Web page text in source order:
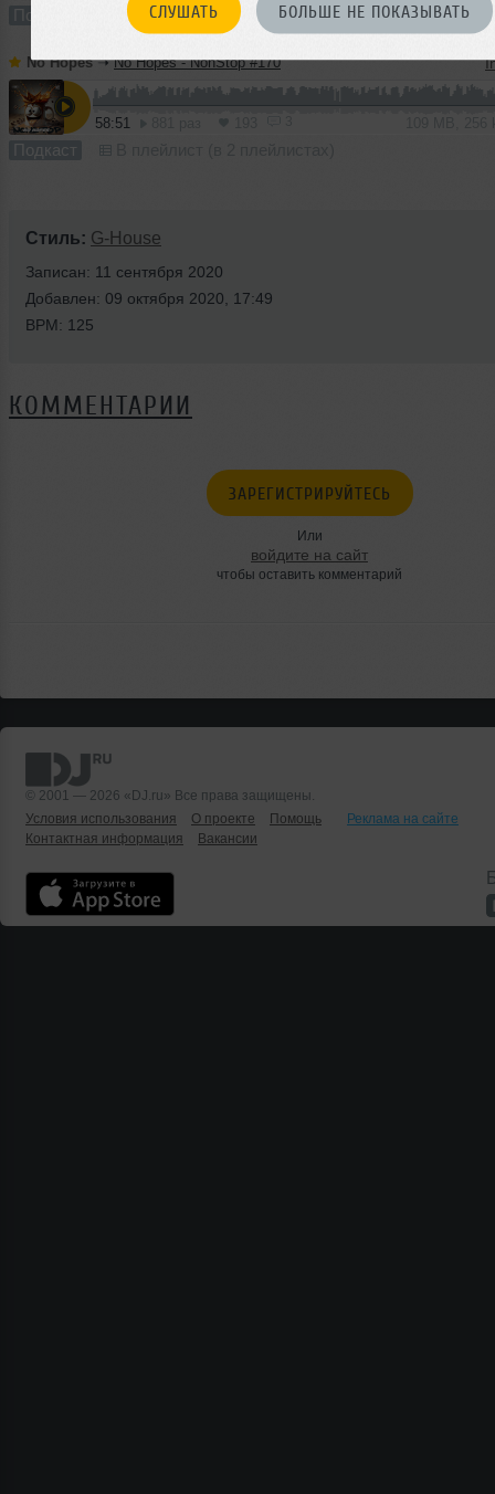
СЛУШАТЬ БОЛЬШЕ НЕ ПОКАЗЫВАТЬ
Подкаст В плейлист (в 1 плейлисте)
No Hopes ➝No Hopes - NonStop #170
58:51
Подкаст
Стиль: G-House
Записан: 11 сентября 2020
Добавлен: 09 октября 2020, 17:49
BPM: 125
КОММЕНТАРИИ
ЗАРЕГИСТРИРУЙТЕСЬ
Или
войдите на сайт
чтобы оставить комментарий
© 2001 — 2026 «DJ.ru» Все права защищены.
Условия использования
О проекте Помощь
Реклама на сайте
Контактная информация
Вакансии